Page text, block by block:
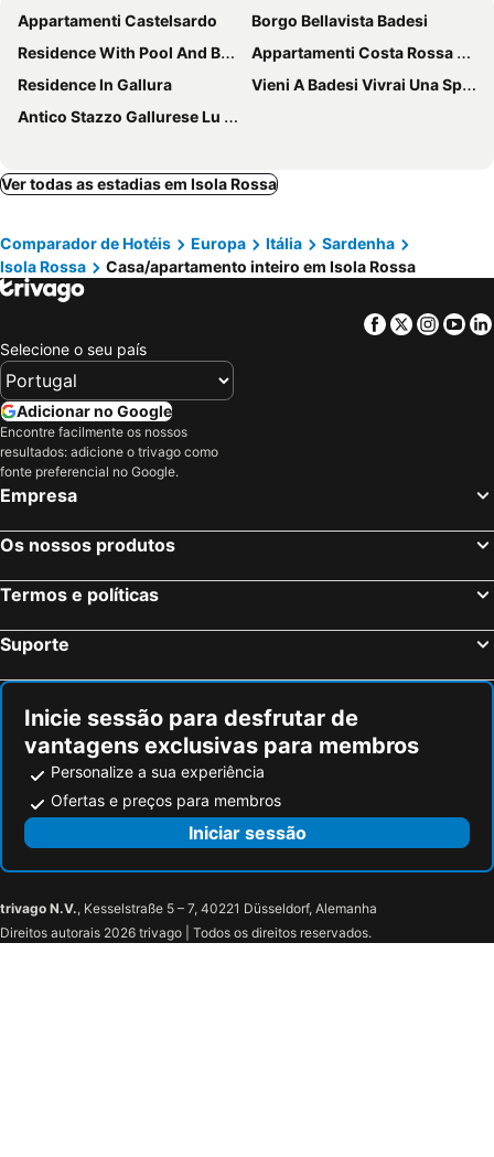
Appartamenti Castelsardo
Borgo Bellavista Badesi
Residence With Pool And Beautiful Sea View! Supermarket In The Residence !
Appartamenti Costa Rossa Cala Rossa
Residence In Gallura
Vieni A Badesi Vivrai Una Splendida Vacanza, Bilocale A Prezzi All Inclusive
Antico Stazzo Gallurese Lu Capitanu
Ver todas as estadias em Isola Rossa
Comparador de Hotéis Europa Itália
Sardenha
Isola Rossa
Casa/apartamento inteiro em Isola Rossa
Facebook
Twitter
Selecione o seu país
Adicionar no Google
Encontre facilmente os nossos
resultados: adicione o trivago como
fonte preferencial no Google.
Empresa
Os nossos produtos
Termos e políticas
Suporte
Inicie sessão para desfrutar de
vantagens exclusivas para membros
Personalize a sua experiência
Ofertas e preços para membros
Iniciar sessão
trivago N.V., Kesselstraße 5 – 7, 40221 Düsseldorf, Alemanha
Direitos autorais 2026 trivago | Todos os direitos reservados.